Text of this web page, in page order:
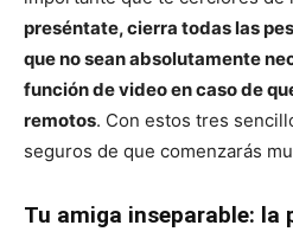
preséntate, cierra todas las
que no sean absolutamente
función de video en caso de
remotos. Con estos tres
seguros de que comenzarás
Tu amiga inseparable: la